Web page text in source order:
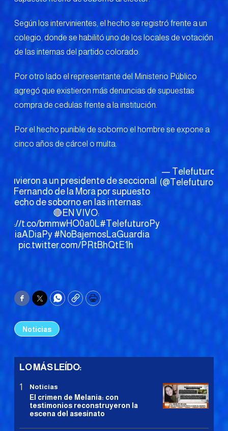
Según los intervinientes, el hecho se registró frente a un
colegio, donde se habilitó uno de los locales de votación
de las internas del partido colorado.
Por otro lado el representante del Ministerio Público
agregó que existieron más denuncias de supuestas
compra de cedulas frente a la institución.
Por el hecho punible de soborno el hombre se expone a
cinco años de cárcel o multa.
a un presidente de seccional
en Fernando de la Mora por supuesto
hecho de soborno en las internas.
🔴EN VIVO:
t.co/bmmwHO0a0L#TelefuturoPy
#DiaADiaPy #NoBajemosLaGuardia
pic.twitter.com/PRtBhQtE1h
— Telefuturo
(@Telefuturo)
Facebook
TwitterWhatsApp
CopyPrint
Noticias
LO MÁS LEÍDO:
Noticias
El crimen de Melania: con
testimonios reconstruyeron la
escena del asesinato